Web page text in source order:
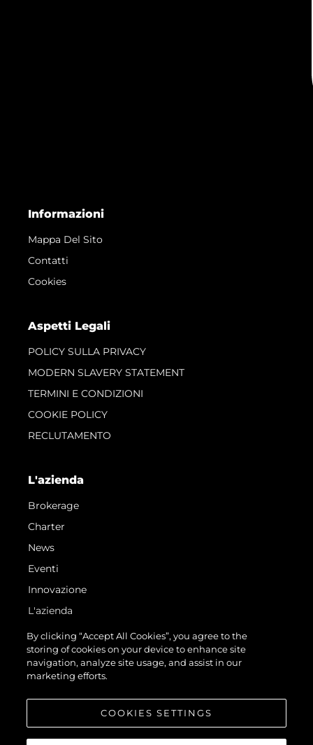
Informazioni
Mappa Del Sito
Contatti
Cookies
Aspetti Legali
POLICY SULLA PRIVACY
MODERN SLAVERY STATEMENT
TERMINI E CONDIZIONI
COOKIE POLICY
RECLUTAMENTO
L'azienda
Brokerage
Charter
News
Eventi
Innovazione
L'azienda
Il Team
Lifestyle
Heritage
By clicking “Accept All Cookies”, you agree to the
storing of cookies on your device to enhance site
navigation, analyze site usage, and assist in our
marketing efforts.
COOKIES SETTINGS